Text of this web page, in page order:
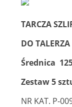
TARCZA
DO
Średnica
Zestaw 5
NR KAT. P-